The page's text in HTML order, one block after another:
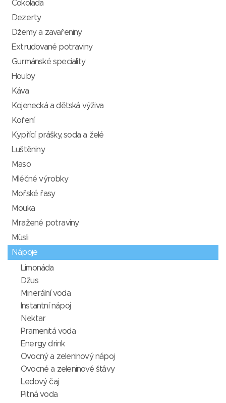
Čokoláda
Dezerty
Džemy a zavařeniny
Extrudované potraviny
Gurmánské speciality
Houby
Káva
Kojenecká a dětská výživa
Koření
Kypřící prášky, soda a želé
Luštěniny
Maso
Mléčné výrobky
Mořské řasy
Mouka
Mražené potraviny
Müsli
Nápoje
Limonáda
Džus
Minerální voda
Instantní nápoj
Nektar
Pramenitá voda
Energy drink
Ovocný a zeleninový nápoj
Ovocné a zeleninové šťávy
Ledový čaj
Pitná voda